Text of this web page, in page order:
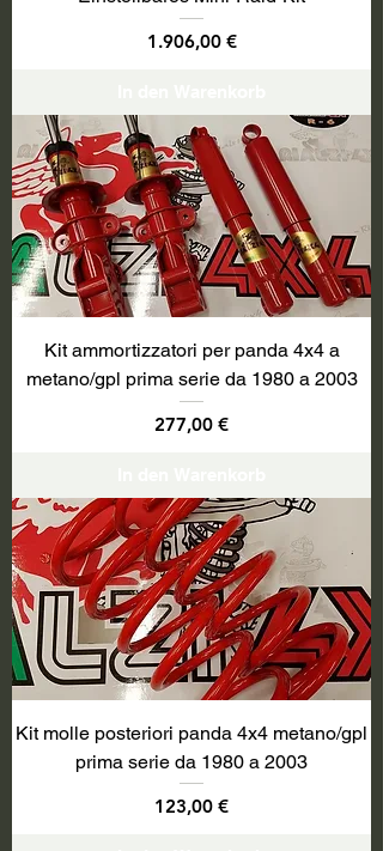
Preis
1.906,00 €
Kit ammortizzatori per panda 4x4 a
metano/gpl prima serie da 1980 a 2003
Preis
277,00 €
Kit molle posteriori panda 4x4 metano/gpl
prima serie da 1980 a 2003
Preis
123,00 €